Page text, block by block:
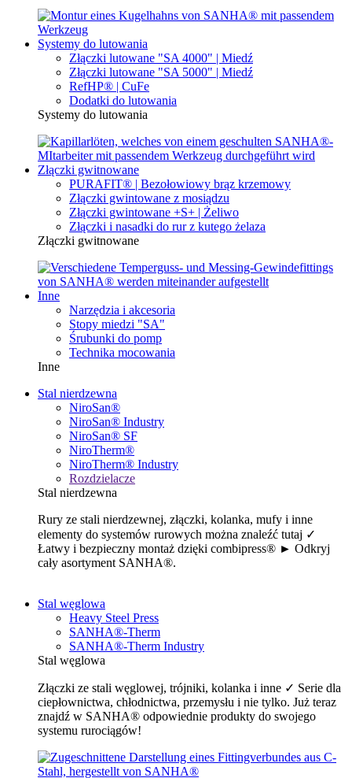
Systemy do lutowania
Złączki lutowane "SA 4000" | Miedź
Złączki lutowane "SA 5000" | Miedź
RefHP® | CuFe
Dodatki do lutowania
Systemy do lutowania
Złączki gwitnowane
PURAFIT® | Bezołowiowy brąz krzemowy
Złączki gwintowane z mosiądzu
Złączki gwintowane +S+ | Żeliwo
Złączki i nasadki do rur z kutego żelaza
Złączki gwitnowane
Inne
Narzędzia i akcesoria
Stopy miedzi "SA"
Śrubunki do pomp
Technika mocowania
Inne
Stal nierdzewna
NiroSan®
NiroSan® Industry
NiroSan® SF
NiroTherm®
NiroTherm® Industry
Rozdzielacze
Stal nierdzewna
Rury ze stali nierdzewnej, złączki, kolanka, mufy i inne
elementy do systemów rurowych można znaleźć tutaj ✓
Łatwy i bezpieczny montaż dzięki combipress® ► Odkryj
cały asortyment SANHA®.
Stal węglowa
Heavy Steel Press
SANHA®-Therm
SANHA®-Therm Industry
Stal węglowa
Złączki ze stali węglowej, trójniki, kolanka i inne ✓ Serie dla
ciepłownictwa, chłodnictwa, przemysłu i nie tylko. Już teraz
znajdź w SANHA® odpowiednie produkty do swojego
systemu rurociągów!